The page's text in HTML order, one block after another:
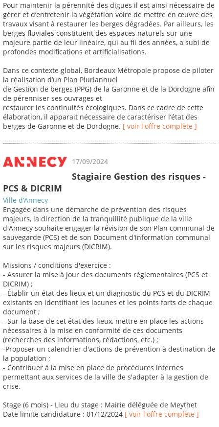
Pour maintenir la pérennité des digues il est ainsi nécessaire de
gérer et d’entretenir la végétation voire de mettre en œuvre des
travaux visant à restaurer les berges dégradées. Par ailleurs, les
berges fluviales constituent des espaces naturels sur une
majeure partie de leur linéaire, qui au fil des années, a subi de
profondes modifications et artificialisations.
Dans ce contexte global, Bordeaux Métropole propose de piloter
la réalisation d’un Plan Pluriannuel
de Gestion de berges (PPG) de la Garonne et de la Dordogne afin
de pérenniser ses ouvrages et
restaurer les continuités écologiques. Dans ce cadre de cette
élaboration, il apparait nécessaire de caractériser l’état des
berges de Garonne et de Dordogne. [ voir l'offre complète ]
17/09/2024
Stagiaire Gestion des risques -
PCS & DICRIM
Ville d’Annecy
Engagée dans une démarche de prévention des risques
majeurs, la direction de la tranquillité publique de la ville
d'Annecy souhaite engager la révision de son Plan communal de
sauvegarde (PCS) et de son Document d'information communal
sur les risques majeurs (DICRIM).
Missions / conditions d'exercice :
- Assurer la mise à jour des documents réglementaires (PCS et
DICRIM) ;
- Établir un état des lieux et un diagnostic du PCS et du DICRIM
existants en identifiant les lacunes et les points forts de chaque
document ;
- Sur la base de cet état des lieux, mettre en place les actions
nécessaires à la mise en conformité de ces documents
(recherches des informations, rédactions, etc.) ;
-Proposer un calendrier d'actions de prévention à destination de
la population ;
- Contribuer à la mise en place de procédures internes
permettant aux services de la ville de s'adapter à la gestion de
crise.
Stage (6 mois) - Lieu du stage : Mairie déléguée de Meythet
Date limite candidature : 01/12/2024 [ voir l'offre complète ]